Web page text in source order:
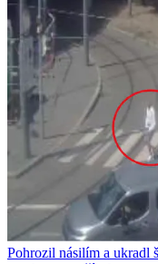
Pohrozil násilím a ukradl